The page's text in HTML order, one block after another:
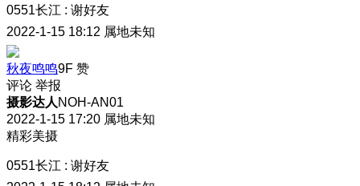
0551长江 : 谢好友
2022-1-15 18:12 属地未知
秋夜鸣鸣9F 赞
评论 举报
摄影达人 NOH-AN01
2022-1-15 17:20 属地未知
精彩美摄
0551长江 : 谢好友